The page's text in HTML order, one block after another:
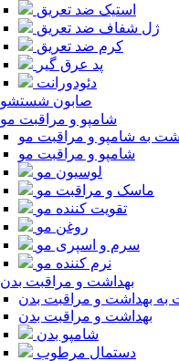
استیک ضد تعریق
ژل شفاف ضد تعریق
کرم ضد تعریق
پد عرق گیر
دئودورانت
صابون شستشو
شامپو و مراقبت مو
به شامپو و مراقبت مو
شامپو و مراقبت مو
لوسیون مو
ماسک و مراقبت مو
تقویت کننده مو
روغن مو
سرم و اسپری مو
نرم کننده مو
بهداشت و مراقبت بدن
به بهداشت و مراقبت بدن
بهداشت و مراقبت بدن
شامپو بدن
دستمال مرطوب